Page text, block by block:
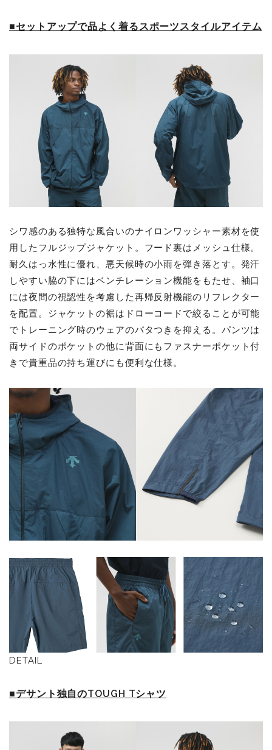
■セットアップで品よく着るスポーツスタイルアイテム
シワ感のある独特な風合いのナイロンワッシャー素材を使
用したフルジップジャケット。フード裏はメッシュ仕様。
耐久はっ水性に優れ、悪天候時の小雨を弾き落とす。発汗
しやすい脇の下にはベンチレーション機能をもたせ、袖口
には夜間の視認性を考慮した再帰反射機能のリフレクター
を配置。ジャケットの裾はドローコードで絞ることが可能
でトレーニング時のウェアのバタつきを抑える。パンツは
両サイドのポケットの他に背面にもファスナーポケット付
きで貴重品の持ち運びにも便利な仕様。
DETAIL
■デサント独自のTOUGH Tシャツ